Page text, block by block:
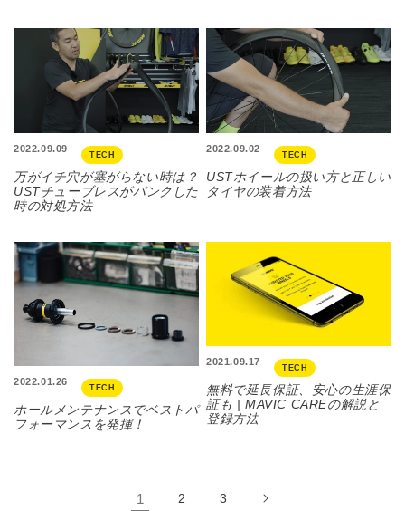
2022.09.09
TECH
万がイチ穴が塞がらない時は？
USTチューブレスがパンクした
時の対処方法
2022.09.02
TECH
USTホイールの扱い方と正しい
タイヤの装着方法
2022.01.26
TECH
ホールメンテナンスでベストパ
フォーマンスを発揮！
2021.09.17
TECH
無料で延長保証、安心の生涯保
証も | MAVIC CAREの解説と
登録方法
1 2 3